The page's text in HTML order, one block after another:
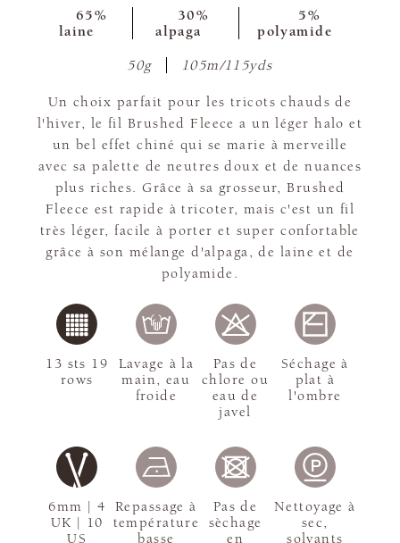
65%
laine
30%
alpaga
5%
polyamide
50g 105m/115yds
Un choix parfait pour les tricots chauds de
l'hiver, le fil Brushed Fleece a un léger halo et
un bel effet chiné qui se marie à merveille
avec sa palette de neutres doux et de nuances
plus riches. Grâce à sa grosseur, Brushed
Fleece est rapide à tricoter, mais c'est un fil
très léger, facile à porter et super confortable
grâce à son mélange d'alpaga, de laine et de
polyamide.
6mm | 4
UK | 10
US
13 sts 19
rows
Lavage à la
main, eau
froide
Pas de
chlore ou
eau de
javel
Séchage à
plat à
l'ombre
Repassage à
température
basse
Pas de
sèchage
en
Nettoyage à
sec,
solvants